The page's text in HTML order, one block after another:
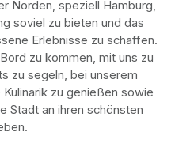
Norden, speziell Hamburg,
soviel zu bieten und das
Erlebnisse zu schaffen.
zu kommen, mit uns zu
zu segeln, bei unserem
zu genießen sowie
Stadt an ihren schönsten